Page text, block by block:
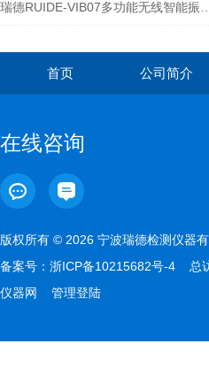
首页 公司简介
在线咨询
版权所有 © 2026 宁波瑞德检测仪器
备案号： 浙ICP备10215682号-4 总
仪器网
管理登陆